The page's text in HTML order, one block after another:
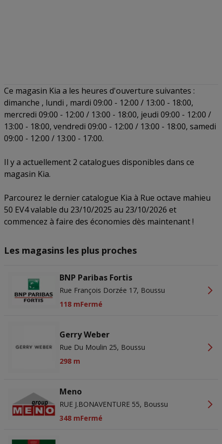
Ce magasin Kia a les heures d'ouverture suivantes :
dimanche , lundi , mardi 09:00 - 12:00 / 13:00 - 18:00,
mercredi 09:00 - 12:00 / 13:00 - 18:00, jeudi 09:00 - 12:00 /
13:00 - 18:00, vendredi 09:00 - 12:00 / 13:00 - 18:00, samedi
09:00 - 12:00 / 13:00 - 17:00.
Il y a actuellement 2 catalogues disponibles dans ce
magasin Kia.
Parcourez le dernier catalogue Kia à Rue octave mahieu
50 EV4 valable du 23/10/2025 au 23/10/2026 et
commencez à faire des économies dès maintenant !
Les magasins les plus proches
BNP Paribas Fortis
Rue François Dorzée 17, Boussu
118 mFermé
Gerry Weber
Rue Du Moulin 25, Boussu
298 m
Meno
RUE J.BONAVENTURE 55, Boussu
348 mFermé